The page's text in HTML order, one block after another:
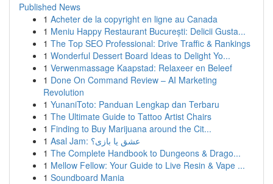
Published News
1 Acheter de la copyright en ligne au Canada
1 Meniu Happy Restaurant București: Delicii Gusta...
1 The Top SEO Professional: Drive Traffic & Rankings
1 Wonderful Dessert Board Ideas to Delight Yo...
1 Verwenmassage Kaapstad: Relaxeer en Beleef
1 Done On Command Review – AI Marketing
Revolution
1 YunaniToto: Panduan Lengkap dan Terbaru
1 The Ultimate Guide to Tattoo Artist Chairs
1 Finding to Buy Marijuana around the Cit...
1
Asal Jam: عشق یا بازی؟
1 The Complete Handbook to Dungeons & Drago...
1 Mellow Fellow: Your Guide to Live Resin & Vape ...
1 Soundboard Mania